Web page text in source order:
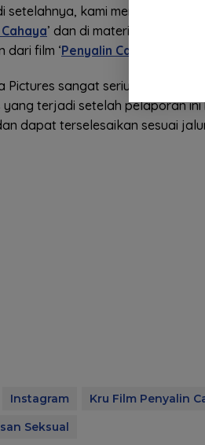
kami memutuskan
’ dan di materi-materi
dari film ‘Penyalin Cahaya
sangat serius dalam
terjadi setelah pelaporan
dapat terselesaikan sesuai
Instagram Kru Film Penyalin
Seksual